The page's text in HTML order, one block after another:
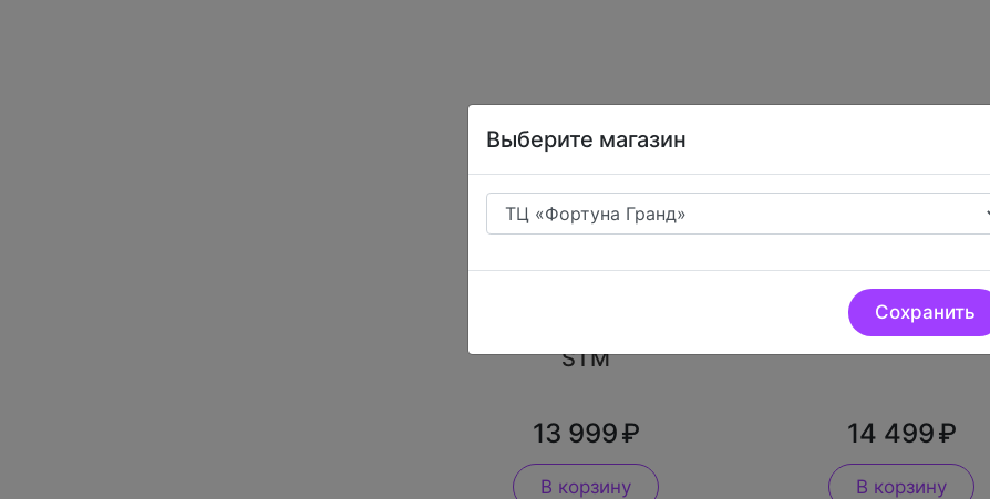
Выберите магазин
Сохранить
STM
13 999
В корзину
Canon EF 50mm
F/1.8 STM
14 499
В корзину